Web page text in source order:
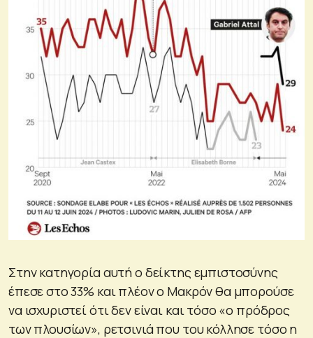
Στην κατηγορία αυτή ο δείκτης εμπιστοσύνης
έπεσε στο 33% και πλέον ο Μακρόν θα μπορούσε
να ισχυριστεί ότι δεν είναι και τόσο «ο πρόδρος
των πλουσίων», ρετσινιά που του κόλλησε τόσο η